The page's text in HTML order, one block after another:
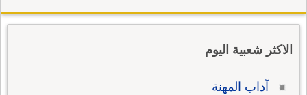
الاكثر شعبية اليوم
آداب المهنة